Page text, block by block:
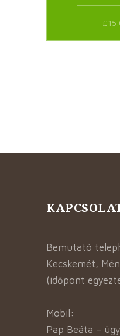
£
Bemutató
Kecskemét,
(időpont
Mobil:
Pap Beáta –